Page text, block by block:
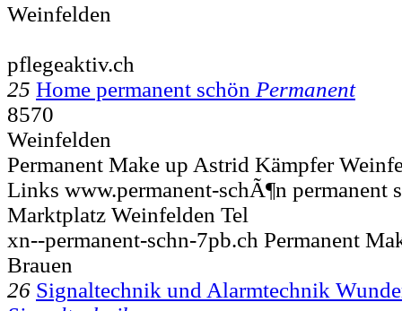
Weinfelden
pflegeaktiv.ch
25 Home permanent schön Permanent
8570
Weinfelden
Permanent Make up Astrid Kämpfer
Links www.permanent-schÃ¶n permanent
Marktplatz Weinfelden Tel
xn--permanent-schn-7pb.ch Permanent
Brauen
26 Signaltechnik und Alarmtechnik